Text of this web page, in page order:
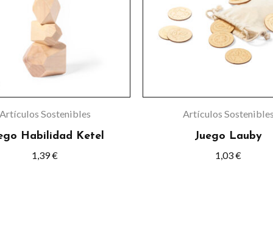
Artículos Sostenibles
Habilidad Ketel
1,39€
Artículos
Juego Lauby
1,03€